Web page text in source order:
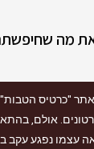
מה
"כרטיס
עצמו נפגע עקב